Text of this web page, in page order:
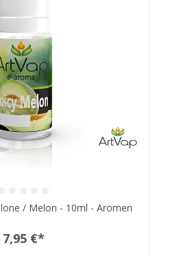
/ Melon - 10ml - Aromen
7,95 €*